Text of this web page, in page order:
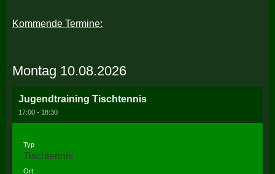
Kommende Termine:
Montag 10.08.2026
Jugendtraining Tischtennis
17:00 - 18:30
Typ
Tischtennis
Ort